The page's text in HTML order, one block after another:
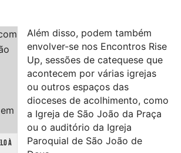
À
Além disso, podem também
envolver-se nos Encontros Rise
Up, sessões de catequese que
acontecem por várias igrejas
ou outros espaços das
dioceses de acolhimento, como
a Igreja de São João da Praça
ou o auditório da Igreja
Paroquial de São João de